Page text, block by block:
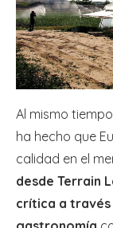
Al mismo
ha hecho que
calidad en el
desde Terrain
crítica a través